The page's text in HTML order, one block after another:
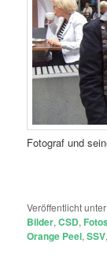
Fotograf und
Veröffentlicht unter
Bilder,CSD, Fotos
Orange Peel,SSV